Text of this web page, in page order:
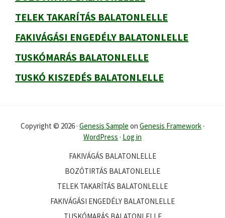
TELEK TAKARÍTÁS BALATONLELLE
FAKIVÁGÁSI ENGEDÉLY BALATONLELLE
TUSKÓMARÁS BALATONLELLE
TUSKÓ KISZEDÉS BALATONLELLE
Copyright © 2026 · Genesis Sample on Genesis Framework ·
WordPress · Log in
FAKIVÁGÁS BALATONLELLE
BOZÓTIRTÁS BALATONLELLE
TELEK TAKARÍTÁS BALATONLELLE
FAKIVÁGÁSI ENGEDÉLY BALATONLELLE